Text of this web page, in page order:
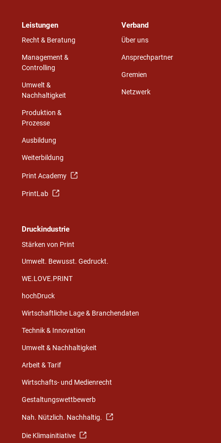
Leistungen
Recht & Beratung
Management &
Controlling
Umwelt &
Nachhaltigkeit
Produktion &
Prozesse
Ausbildung
Weiterbildung
Print Academy
PrintLab
Verband
Über uns
Ansprechpartner
Gremien
Netzwerk
Druckindustrie
Stärken von Print
Umwelt. Bewusst. Gedruckt.
WE.LOVE.PRINT
hochDruck
Wirtschaftliche Lage & Branchendaten
Technik & Innovation
Umwelt & Nachhaltigkeit
Arbeit & Tarif
Wirtschafts- und Medienrecht
Gestaltungswettbewerb
Nah. Nützlich. Nachhaltig.
Die Klimainitiative